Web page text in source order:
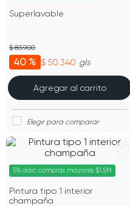
Superlavable
40 % $ 50.340
$ 83.900
gls
Agregar al carrito
5% adic compras mayores $1.5M
Pintura tipo 1 interior
champaña